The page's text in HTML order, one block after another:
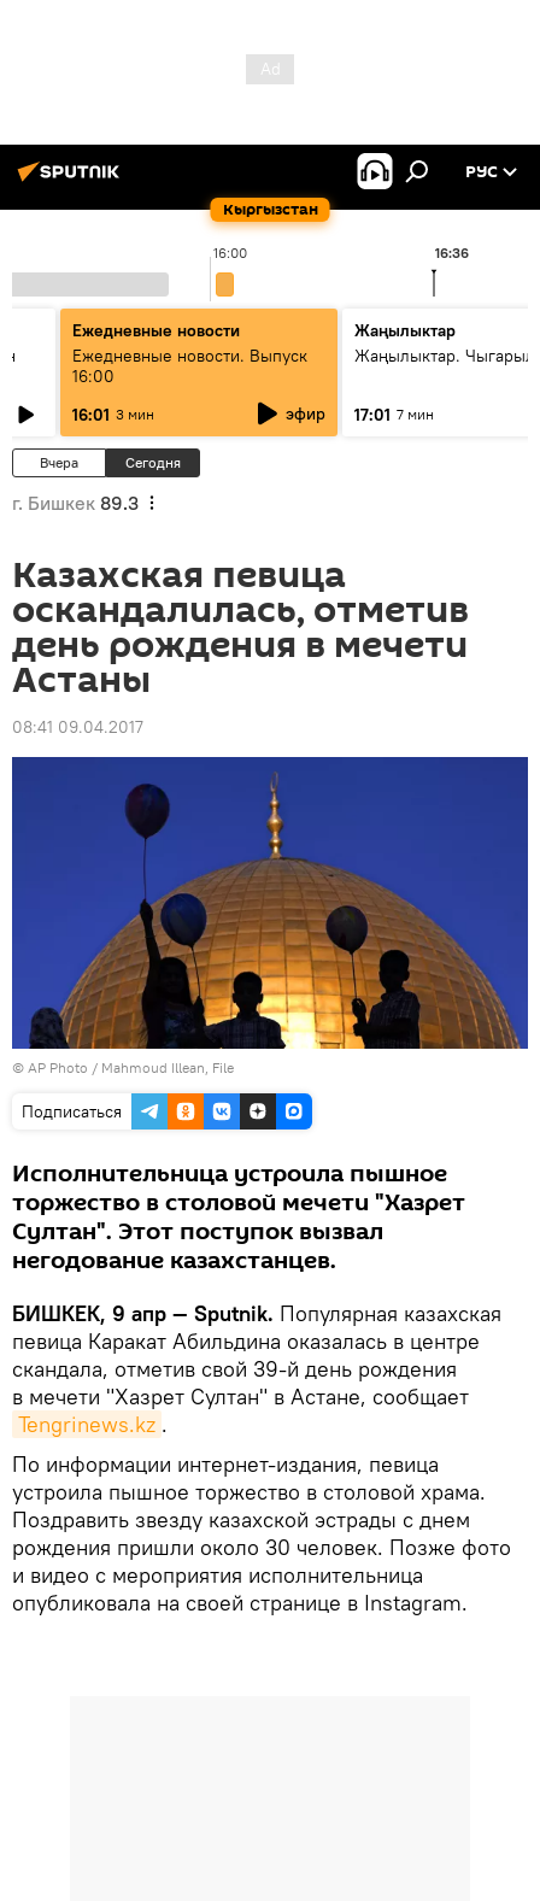
Кыргызстан
РУС
16:00 16:36
Ежедневные новости
Ежедневные новости. Выпуск
16:00
16:01 3 мин эфир
Жаңылыктар
Жаңылыктар.
17:01 7 мин
Вчера Сегодня
г. Бишкек 89.3
Казахская певица
оскандалилась, отметив
день рождения в мечети
Астаны
08:41 09.04.2017
© AP Photo / Mahmoud Illean, File
Подписаться
Исполнительница устроила пышное
торжество в столовой мечети "Хазрет
Султан". Этот поступок вызвал
негодование казахстанцев.
БИШКЕК, 9 апр — Sputnik. Популярная казахская
певица Каракат Абильдина оказалась в центре
скандала, отметив свой 39-й день рождения
в мечети "Хазрет Султан" в Астане, сообщает
Tengrinews.kz .
По информации интернет-издания, певица
устроила пышное торжество в столовой храма.
Поздравить звезду казахской эстрады с днем
рождения пришли около 30 человек. Позже фото
и видео с мероприятия исполнительница
опубликовала на своей странице в Instagram.